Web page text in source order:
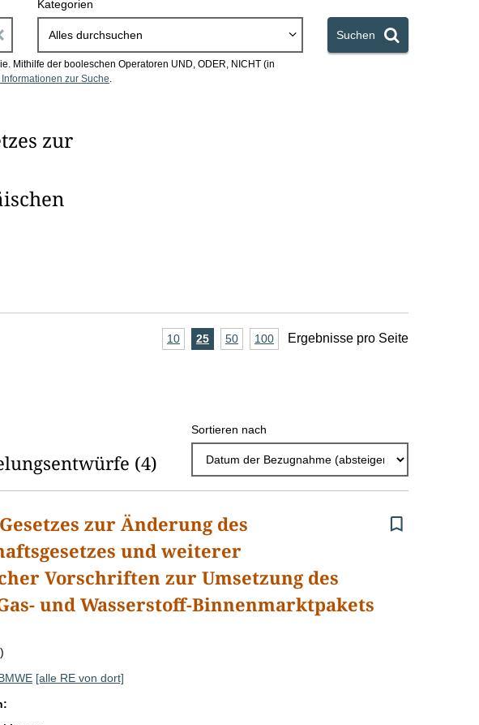
i
a
e
F
h
e
n
Kategorien
Alles durchsuchen Suchen
Mithilfe der booleschen Operatoren UND, ODER, NICHT (in
zur Suche.
zur
A
r
g
e
b
10Ergebnisse
25Ergebnisse
50Ergebnisse
100Ergebnisse
Ergebnisse pro Seite
(4)
Sortieren nach
zur Änderung des
und weiterer
Vorschriften zur Umsetzung des
und Wasserstoff-Binnenmarktpakets
)
[alle RE von dort]